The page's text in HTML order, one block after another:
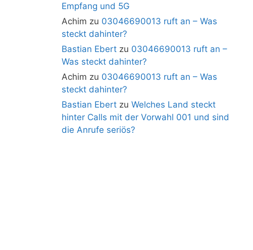
Empfang und 5G
Achim zu 03046690013 ruft an – Was
steckt dahinter?
Bastian Ebert zu 03046690013 ruft an –
Was steckt dahinter?
Achim zu 03046690013 ruft an – Was
steckt dahinter?
Bastian Ebert zu Welches Land steckt
hinter Calls mit der Vorwahl 001 und sind
die Anrufe seriös?